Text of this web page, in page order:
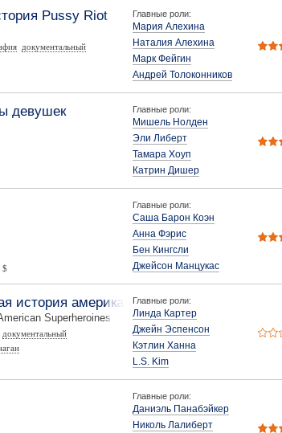
Pussy Riot
документальный
Главные роли:
Мария Алехина
Наталия Алехина
Марк Фейгин
Андрей Толоконников
девушек Главные роли:
Мишель Нолден
Эли Либерт
Тамара Хоуп
Катрин Дишер
$
Главные роли:
Саша Барон Коэн
Анна Фэрис
Бен Кингсли
Джейсон Манцукас
история американских супергероинь
Superheroines
документальный
Главные роли:
Линда Картер
Джейн Эспенсон
Кэтлин Ханна
L.S. Kim
Главные роли:
Даниэль Панабэйкер
Николь Лалиберт